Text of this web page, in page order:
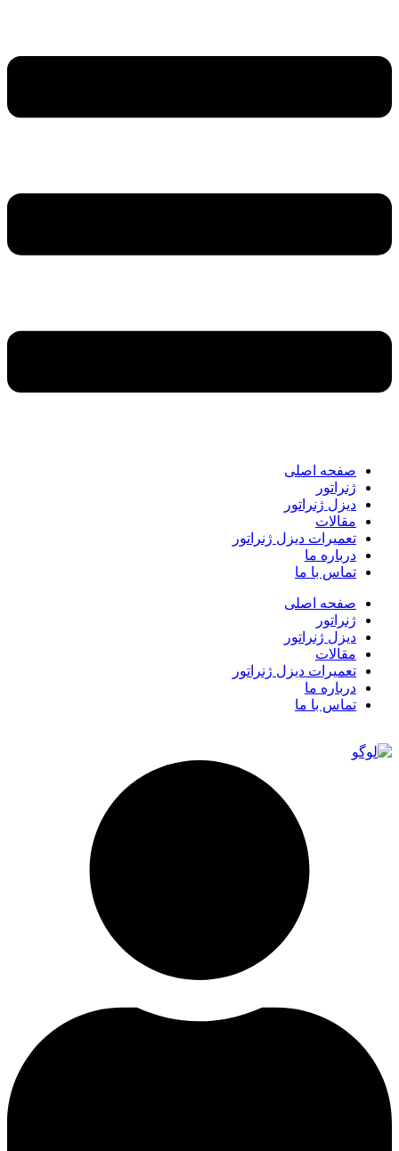
صفحه اصلی
ژنراتور
دیزل ژنراتور
مقالات
تعمیرات دیزل ژنراتور
درباره ما
تماس با ما
صفحه اصلی
ژنراتور
دیزل ژنراتور
مقالات
تعمیرات دیزل ژنراتور
درباره ما
تماس با ما